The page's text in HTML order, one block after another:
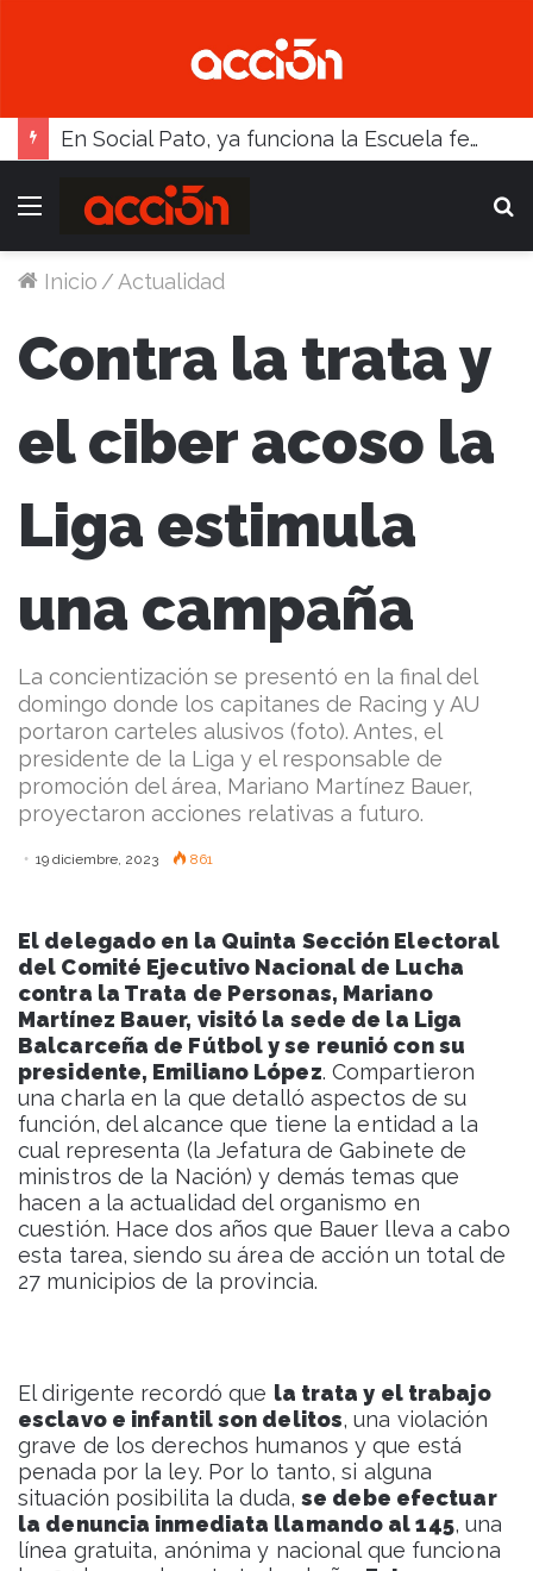
Menú
Inicio /Actualidad
Contra la trata y
el ciber acoso la
Liga estimula
una campaña
La concientización se presentó en la final del
domingo donde los capitanes de Racing y AU
portaron carteles alusivos (foto). Antes, el
presidente de la Liga y el responsable de
promoción del área, Mariano Martínez Bauer,
proyectaron acciones relativas a futuro.
19 diciembre, 2023 861
El delegado en la Quinta Sección Electoral
del Comité Ejecutivo Nacional de Lucha
contra la Trata de Personas, Mariano
Martínez Bauer, visitó la sede de la Liga
Balcarceña de Fútbol y se reunió con su
presidente, Emiliano López. Compartieron
una charla en la que detalló aspectos de su
función, del alcance que tiene la entidad a la
cual representa (la Jefatura de Gabinete de
ministros de la Nación) y demás temas que
hacen a la actualidad del organismo en
cuestión. Hace dos años que Bauer lleva a cabo
esta tarea, siendo su área de acción un total de
27 municipios de la provincia.
El dirigente recordó que la trata y el trabajo
esclavo e infantil son delitos, una violación
grave de los derechos humanos y que está
penada por la ley. Por lo tanto, si alguna
situación posibilita la duda,se debe efectuar
la denuncia inmediata llamando al 145, una
línea gratuita, anónima y nacional que funciona